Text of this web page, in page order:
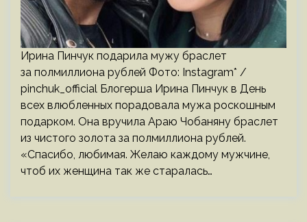
Ирина Пинчук подарила мужу браслет
за полмиллиона рублей Фото: Instagram* /
pinchuk_official Блогерша Ирина Пинчук в День
всех влюбленных порадовала мужа роскошным
подарком. Она вручила Араю Чобаняну браслет
из чистого золота за полмиллиона рублей.
«Спасибо, любимая. Желаю каждому мужчине,
чтоб их женщина так же старалась…